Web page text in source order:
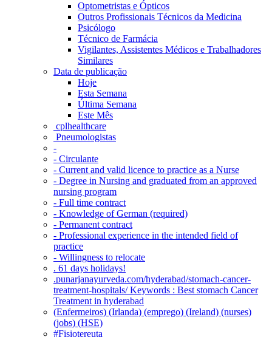
Optometristas e Ópticos
Outros Profissionais Técnicos da Medicina
Psicólogo
Técnico de Farmácia
Vigilantes, Assistentes Médicos e Trabalhadores
Similares
Data de publicação
Hoje
Esta Semana
Última Semana
Este Mês
‎ cplhealthcare‬
Pneumologistas
-
- Circulante
- Current and valid licence to practice as a Nurse
- Degree in Nursing and graduated from an approved
nursing program
- Full time contract
- Knowledge of German (required)
- Permanent contract
- Professional experience in the intended field of
practice
- Willingness to relocate
. 61 days holidays!
.punarjanayurveda.com/hyderabad/stomach-cancer-
treatment-hospitals/ Keywords : Best stomach Cancer
Treatment in hyderabad
(Enfermeiros) (Irlanda) (emprego) (Ireland) (nurses)
(jobs) (HSE)
#Fisiotereuta